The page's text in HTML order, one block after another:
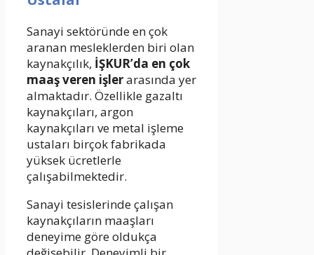
Sanayi sektöründe en çok
aranan mesleklerden biri olan
kaynakçılık, İŞKUR’da en çok
maaş veren işlerarasında yer
almaktadır. Özellikle gazaltı
kaynakçıları, argon
kaynakçıları ve metal işleme
ustaları birçok fabrikada
yüksek ücretlerle
çalışabilmektedir.
Sanayi tesislerinde çalışan
kaynakçıların maaşları
deneyime göre oldukça